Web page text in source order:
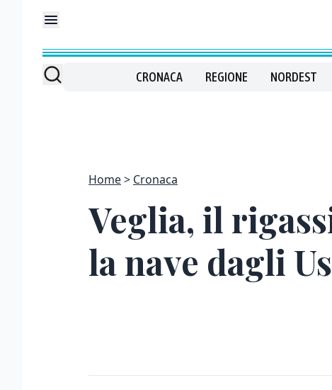
CRONACA REGIONE NORDEST
Home Cronaca
Veglia, il
la nave dagli